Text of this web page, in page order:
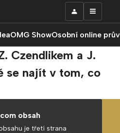
OMG ShowOsobní online
Czendlikem a J.
se najít v tom, co
obsah
je třetí strana